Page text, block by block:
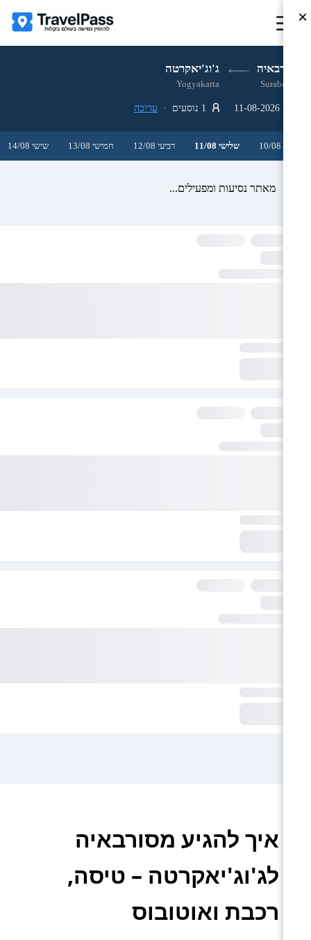
סורבאיה ג'וג'יאקרטה
Surabaya
Yogyakarta
עריכה
שלישי 11/08 רביעי 12/08 חמישי 13/08 שישי 14/08
מאתר נסיעות ומפעילים...
איך להגיע מסורבאיה
לג'וג'יאקרטה – טיסה,
רכבת ואוטובוס
×